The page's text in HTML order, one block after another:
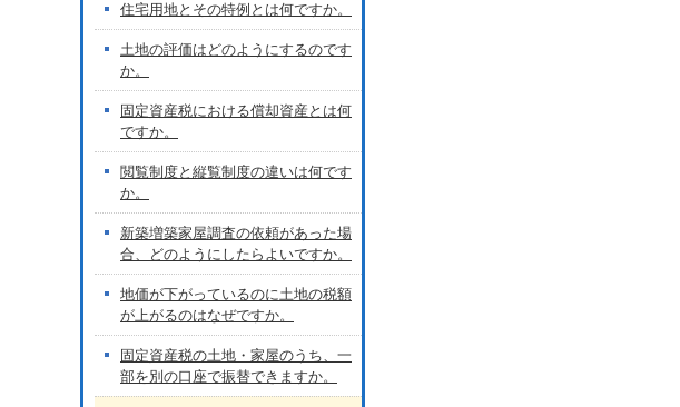
住宅用地とその特例とは何ですか。
土地の評価はどのようにするのです
か。
固定資産税における償却資産とは何
ですか。
閲覧制度と縦覧制度の違いは何です
か。
新築増築家屋調査の依頼があった場
合、どのようにしたらよいですか。
地価が下がっているのに土地の税額
が上がるのはなぜですか。
固定資産税の土地・家屋のうち、一
部を別の口座で振替できますか。